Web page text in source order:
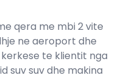
qera me mbi 2 vite
ne aeroport dhe
te klientit nga
suv suv dhe makina